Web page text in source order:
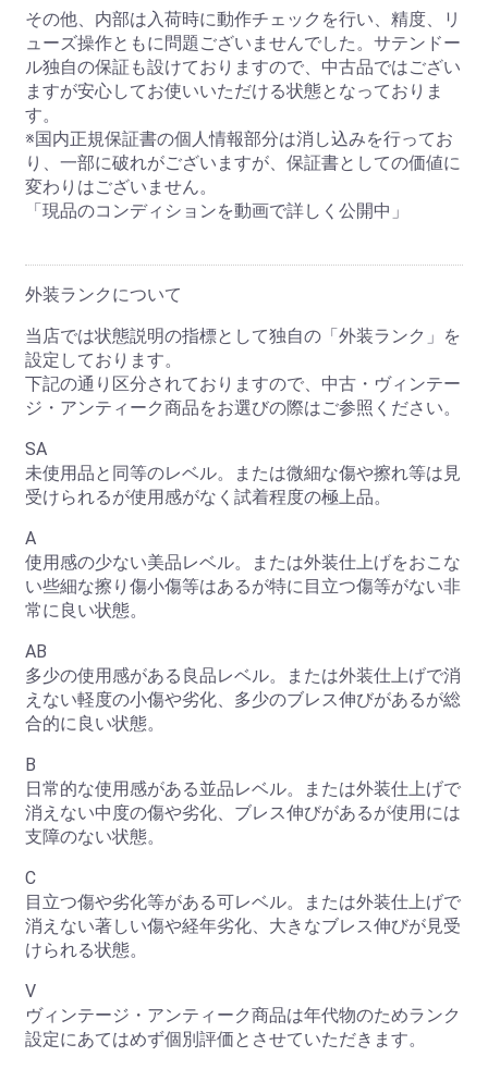
お買い物を続ける
その他、内部は入荷時に動作チェックを行い、精度、リ
ューズ操作ともに問題ございませんでした。サテンドー
ル独自の保証も設けておりますので、中古品ではござい
ますが安心してお使いいただける状態となっておりま
す。
※国内正規保証書の個人情報部分は消し込みを行ってお
り、一部に破れがございますが、保証書としての価値に
変わりはございません。
「現品のコンディションを動画で詳しく公開中」
外装ランクについて
当店では状態説明の指標として独自の「外装ランク」を
設定しております。
下記の通り区分されておりますので、中古・ヴィンテー
ジ・アンティーク商品をお選びの際はご参照ください。
SA
未使用品と同等のレベル。または微細な傷や擦れ等は見
受けられるが使用感がなく試着程度の極上品。
A
使用感の少ない美品レベル。または外装仕上げをおこな
い些細な擦り傷小傷等はあるが特に目立つ傷等がない非
常に良い状態。
AB
多少の使用感がある良品レベル。または外装仕上げで消
えない軽度の小傷や劣化、多少のブレス伸びがあるが総
合的に良い状態。
B
日常的な使用感がある並品レベル。または外装仕上げで
消えない中度の傷や劣化、ブレス伸びがあるが使用には
支障のない状態。
C
目立つ傷や劣化等がある可レベル。または外装仕上げで
消えない著しい傷や経年劣化、大きなブレス伸びが見受
けられる状態。
V
ヴィンテージ・アンティーク商品は年代物のためランク
設定にあてはめず個別評価とさせていただきます。